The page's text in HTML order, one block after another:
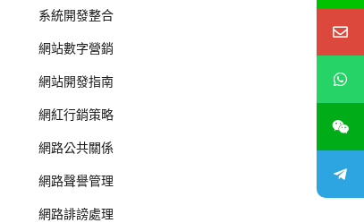
系統開發整合
網站數字營銷
網站開發指南
網紅行銷策略
網路公共關係
網路聲譽管理
網路誹謗處理